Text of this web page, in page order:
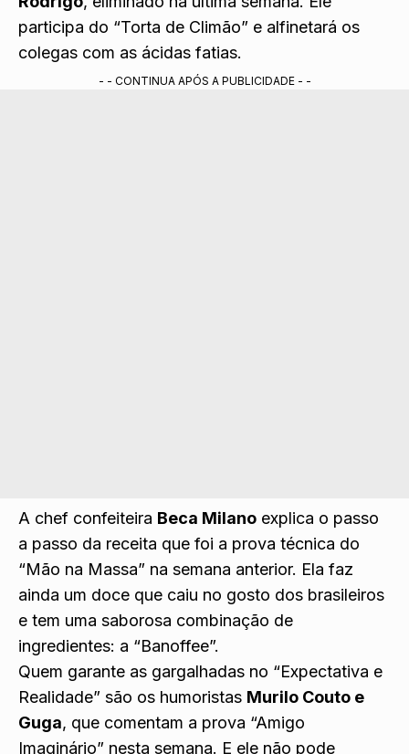
participa do “Torta de Climão” e alfinetará os
colegas com as ácidas fatias.
- - CONTINUA APÓS A PUBLICIDADE - -
A chef confeiteira Beca Milano explica o passo
a passo da receita que foi a prova técnica do
“Mão na Massa” na semana anterior. Ela faz
ainda um doce que caiu no gosto dos brasileiros
e tem uma saborosa combinação de
ingredientes: a “Banoffee”.
Quem garante as gargalhadas no “Expectativa e
Realidade” são os humoristas Murilo Couto e
Guga, que comentam a prova “Amigo
Imaginário” nesta semana. E ele não pode